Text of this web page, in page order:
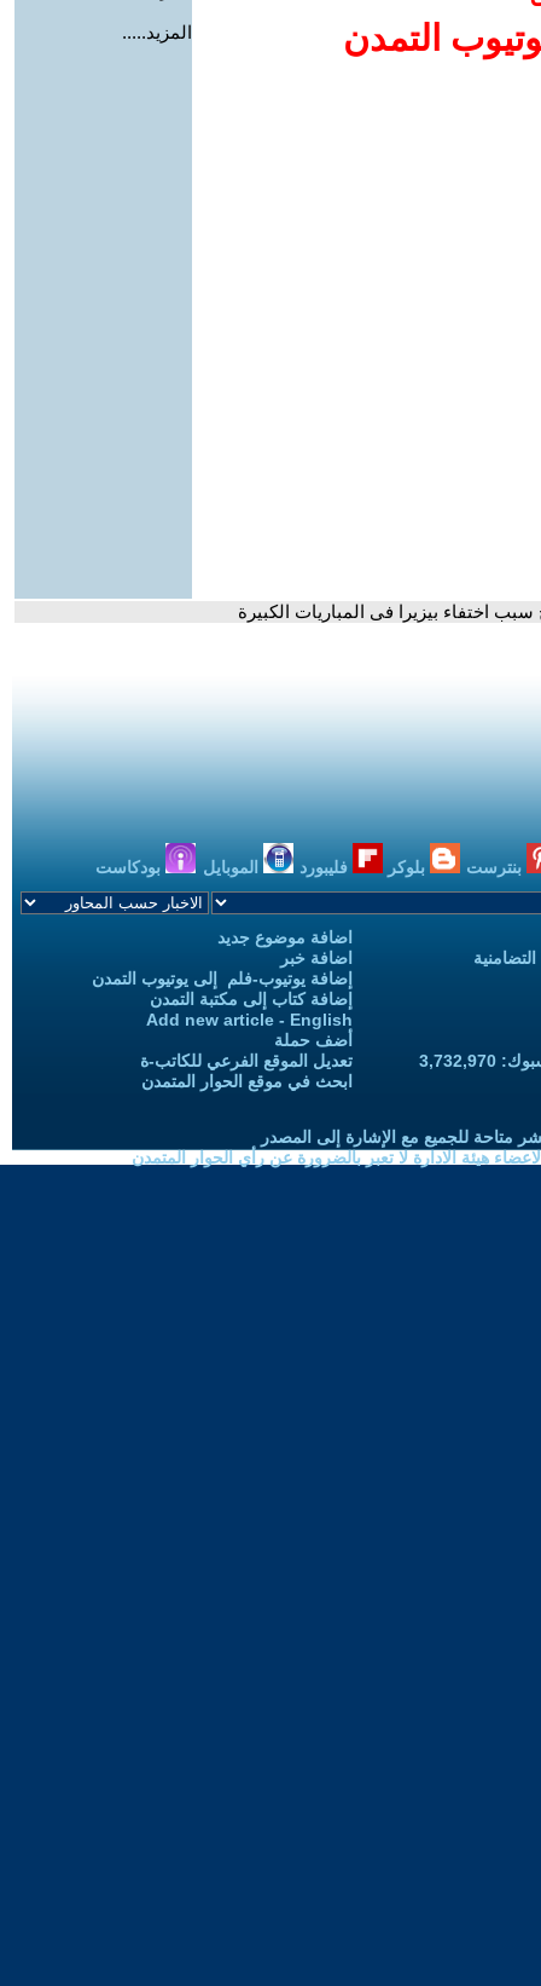
التمدن
المزيد.....
اختفاء بيزيرا فى المباريات الكبيرة
بنترست بلوكر فليبورد الموبايل بودكاست
اضافة موضوع جديد
اضافة خبر
إضافة يوتيوب-فلم إلى يوتيوب التمدن
إضافة كتاب إلى مكتبة التمدن
Add new article - English
أضف حملة
تعديل الموقع الفرعي للكاتب-ة
ابحث في موقع الحوار المتمدن
متاحة للجميع مع الإشارة إلى المصدر
هيئة الادارة لا تعبر بالضرورة عن رأي الحوار المتمدن